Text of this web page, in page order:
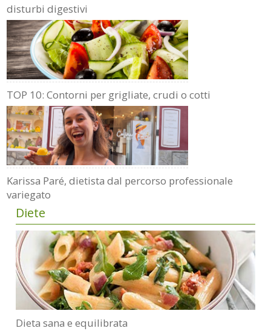
disturbi digestivi
TOP 10: Contorni per grigliate, crudi o cotti
Karissa Paré, dietista dal percorso professionale
variegato
Diete
Dieta sana e equilibrata